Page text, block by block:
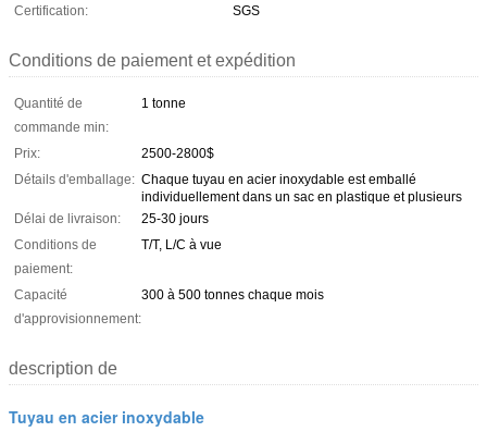
Certification:
SGS
Conditions de paiement et expédition
Quantité de
commande min:
1 tonne
Prix:
2500-2800$
Détails d'emballage: Chaque tuyau en acier inoxydable est emballé
individuellement dans un sac en plastique et plusieurs
Délai de livraison:
25-30 jours
Conditions de
paiement:
T/T, L/C à vue
Capacité
d'approvisionnement:
300 à 500 tonnes chaque mois
description de
Tuyau en acier inoxydable